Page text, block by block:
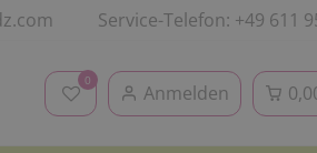
Service-Telefon: +49 611
0
Anmelden